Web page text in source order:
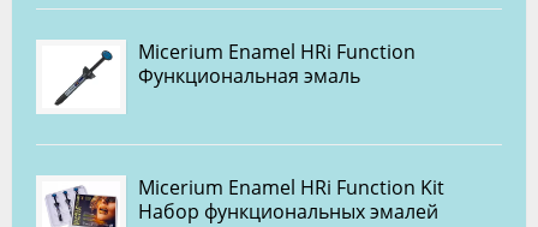
Micerium Enamel HRi Function
Функциональная эмаль
Micerium Enamel HRi Function Kit
Набор функциональных эмалей